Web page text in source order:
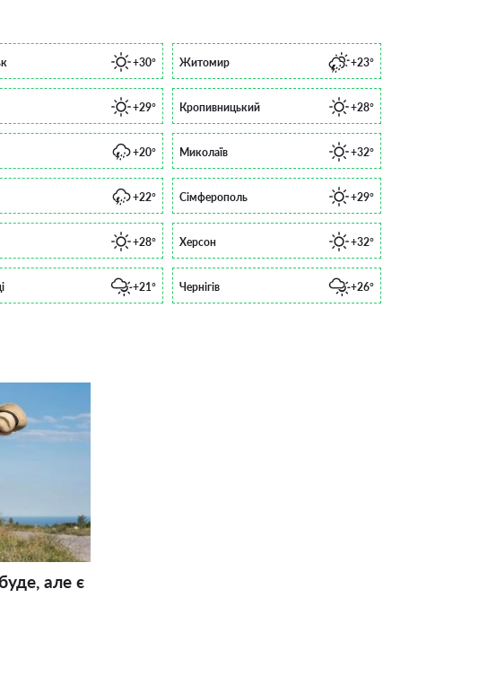
+30° Житомир +23°
+29° Кропивницький +28°
+20° Миколаїв +32°
+22° Сімферополь +29°
+28° Херсон +32°
+21° Чернігів +26°
але є